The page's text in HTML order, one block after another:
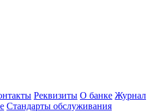
Реквизиты О банке Журнал
Стандарты обслуживания